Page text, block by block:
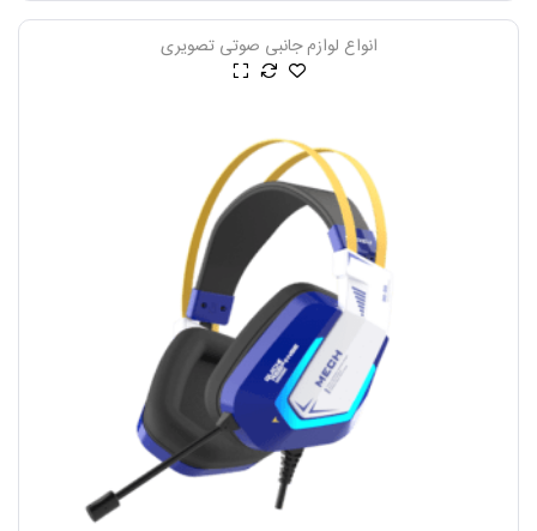
انواع لوازم جانبی صوتی تصویری